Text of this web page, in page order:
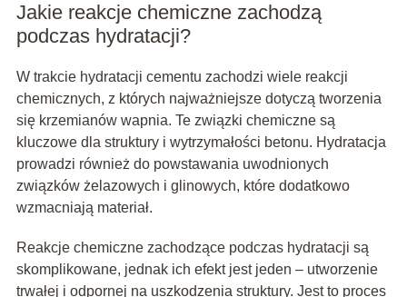
Jakie reakcje chemiczne zachodzą
podczas hydratacji?
W trakcie hydratacji cementu zachodzi wiele reakcji
chemicznych, z których najważniejsze dotyczą tworzenia
się krzemianów wapnia. Te związki chemiczne są
kluczowe dla struktury i wytrzymałości betonu. Hydratacja
prowadzi również do powstawania uwodnionych
związków żelazowych i glinowych, które dodatkowo
wzmacniają materiał.
Reakcje chemiczne zachodzące podczas hydratacji są
skomplikowane, jednak ich efekt jest jeden – utworzenie
trwałej i odpornej na uszkodzenia struktury. Jest to proces